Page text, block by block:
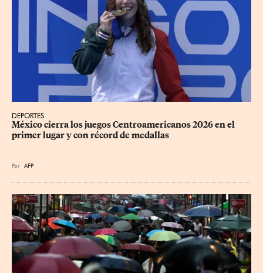
DEPORTES
México cierra los juegos Centroamericanos 2026 en el
primer lugar y con récord de medallas
Por AFP